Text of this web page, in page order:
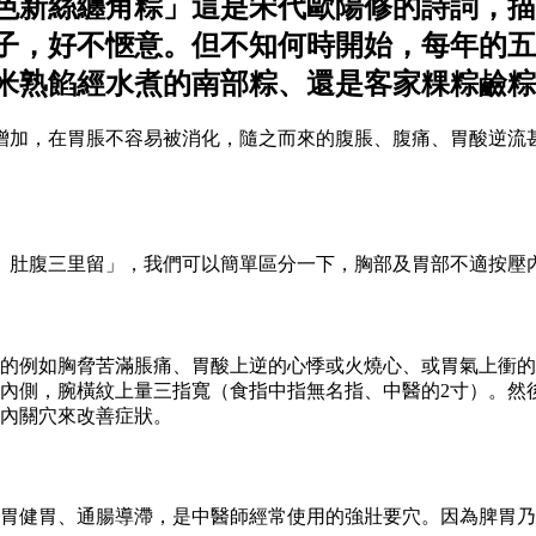
新絲纏角粽」這是宋代歐陽修的詩詞，
，好不愜意。但不知何時開始，每年的
熟餡經水煮的南部粽、還是客家粿粽鹼
，在胃脹不容易被消化，隨之而來的腹脹、腹痛、胃酸逆
腹三里留」，我們可以簡單區分一下，胸部及胃部不適按
例如胸脅苦滿脹痛、胃酸上逆的心悸或火燒心、或胃氣上衝
側，腕橫紋上量三指寬（食指中指無名指、中醫的2寸）。
關穴來改善症狀。
健胃、通腸導滯，是中醫師經常使用的強壯要穴。因為脾胃